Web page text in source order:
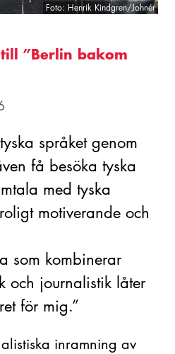
Foto: Henrik Kindgren/Johnér
”Berlin bakom
språket genom
få besöka tyska
med tyska
motiverande och
som kombinerar
och journalistik låter
för mig.”
inramning av